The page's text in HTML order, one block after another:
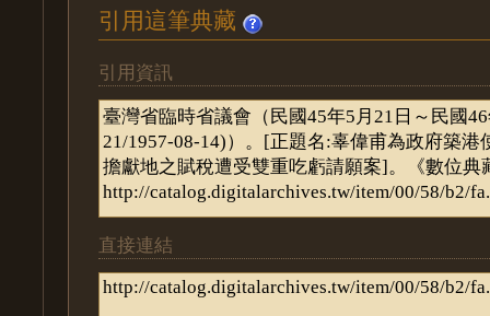
引用這筆典藏
引用資訊
直接連結